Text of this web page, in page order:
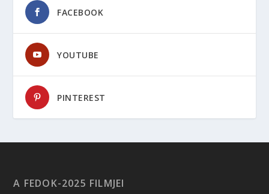
FACEBOOK
YOUTUBE
PINTEREST
A FEDOK-2025 FILMJEI